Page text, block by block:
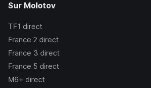
Sur Molotov
TF1 direct
France 2 direct
France 3 direct
France 5 direct
M6+ direct